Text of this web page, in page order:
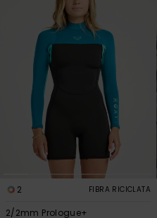
2 FIBRA RICICLATA
2/2mm Prologue+